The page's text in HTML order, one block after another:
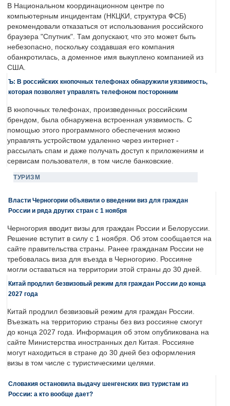
В Национальном координационном центре по
компьютерным инцидентам (НКЦКИ, структура ФСБ)
рекомендовали отказаться от использования российского
браузера "Спутник". Там допускают, что это может быть
небезопасно, поскольку создавшая его компания
обанкротилась, а доменное имя выкуплено компанией из
США.
Ъ: В российских кнопочных телефонах обнаружили уязвимость,
которая позволяет управлять телефоном посторонним
В кнопочных телефонах, произведенных российским
брендом, была обнаружена встроенная уязвимость. С
помощью этого программного обеспечения можно
управлять устройством удаленно через интернет -
рассылать спам и даже получать доступ к приложениям и
сервисам пользователя, в том числе банковские.
ТУРИЗМ
Власти Черногории объявили о введении виз для граждан
России и ряда других стран с 1 ноября
Черногория вводит визы для граждан России и Белоруссии.
Решение вступит в силу с 1 ноября. Об этом сообщается на
сайте правительства страны. Ранее гражданам России не
требовалась виза для въезда в Черногорию. Россияне
могли оставаться на территории этой страны до 30 дней.
Китай продлил безвизовый режим для граждан России до конца
2027 года
Китай продлил безвизовый режим для граждан России.
Въезжать на территорию страны без виз россияне смогут
до конца 2027 года. Информация об этом опубликована на
сайте Министерства иностранных дел Китая. Россияне
могут находиться в стране до 30 дней без оформления
визы в том числе с туристическими целями.
Словакия остановила выдачу шенгенских виз туристам из
России: а кто вообще дает?